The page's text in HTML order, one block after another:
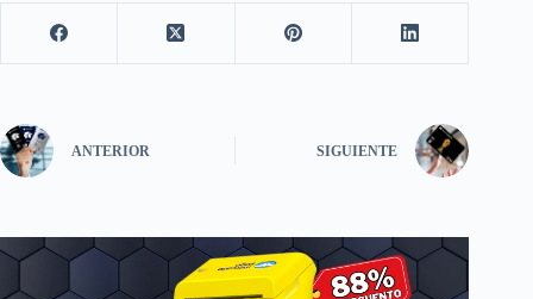
ANTERIOR SIGUIENTE